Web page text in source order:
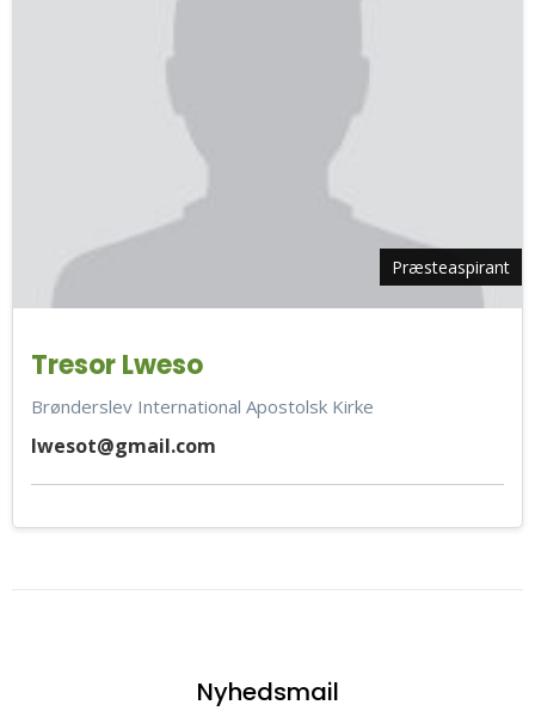
Præsteaspirant
Tresor Lweso
Brønderslev International Apostolsk Kirke
lwesot@gmail.com
Nyhedsmail